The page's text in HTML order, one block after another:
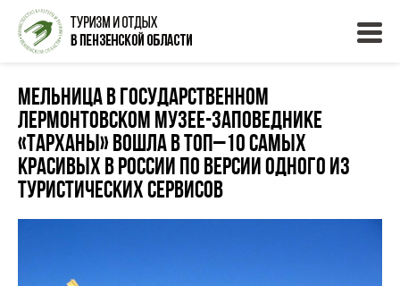
Мельница в Государственном
Лермонтовском музее-заповеднике
«Тарханы» вошла в топ–10 самых
красивых в России по версии одного из
туристических сервисов